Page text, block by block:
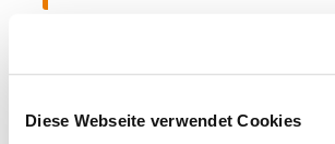
Diese Webseite verwendet Cookies
Filtern Sie nach Ihren wünschen